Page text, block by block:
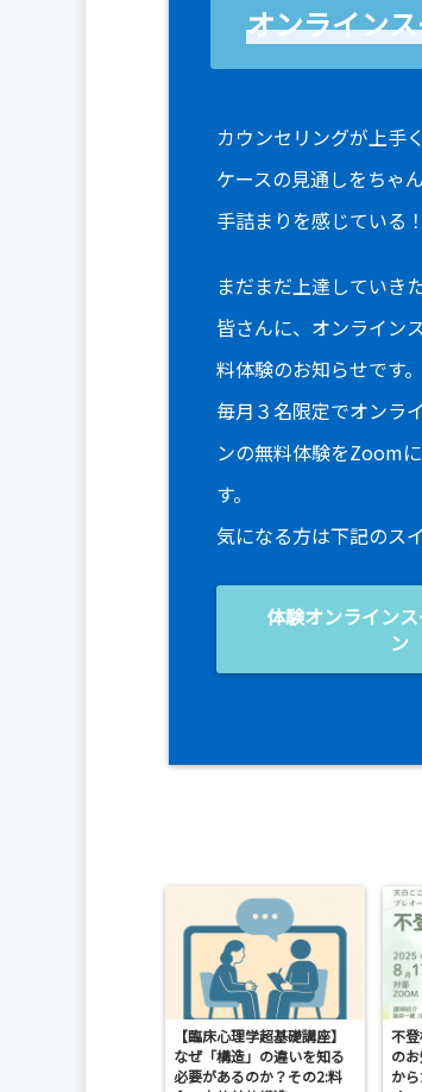
オンライン
カウンセリングが上手
ケースの見通しをちゃ
手詰まりを感じている！
まだまだ上達していき
皆さんに、オンライン
料体験のお知らせです。
毎月３名限定でオンラ
ンの無料体験をZoom
す。
気になる方は下記のス
体験オンライン
ン
【臨床心理学超基礎講座】
なぜ「構造」の違いを知る
必要があるのか？その2:料
不
の
か